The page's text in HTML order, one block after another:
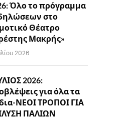
Όλο το πρόγραμμα
στο
Θέατρο
Μακρής»
2026
2026:
για όλα τα
ΝΕΟΙ ΤΡΟΠΟΙ ΓΙΑ
ΠΑΛΙΩΝ